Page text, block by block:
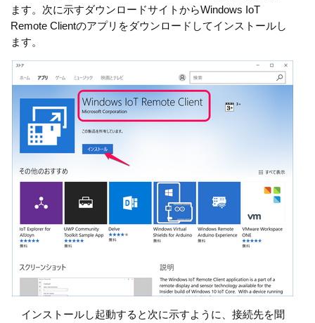
ます。次に示すダウンロードサイトからWindows IoT
Remote Clientのアプリをダウンロードしてインストールし
ます。
インストールし起動すると次に示すように、接続先を聞